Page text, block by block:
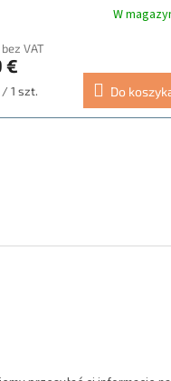
W
VAT
€
/ 1 szt. Do